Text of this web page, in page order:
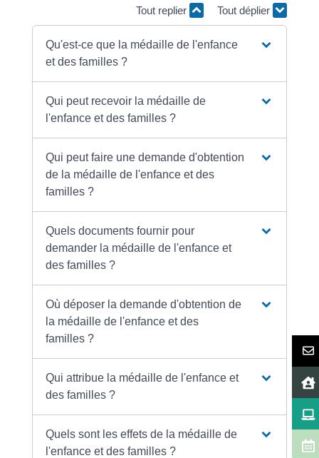
Tout replier Tout déplier
Qu'est-ce que la médaille de l'enfance
et des familles ?
Qui peut recevoir la médaille de
l'enfance et des familles ?
Qui peut faire une demande d'obtention
de la médaille de l'enfance et des
familles ?
Quels documents fournir pour
demander la médaille de l'enfance et
des familles ?
Où déposer la demande d'obtention de
la médaille de l'enfance et des
familles ?
Qui attribue la médaille de l'enfance et
des familles ?
Quels sont les effets de la médaille de
l'enfance et des familles ?